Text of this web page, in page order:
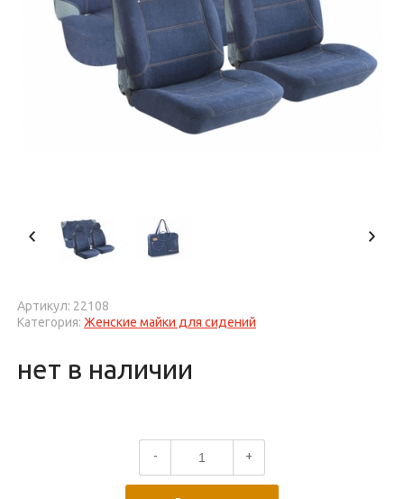
Артикул: 22108
Категория: Женские майки для сидений
нет в наличии
- +